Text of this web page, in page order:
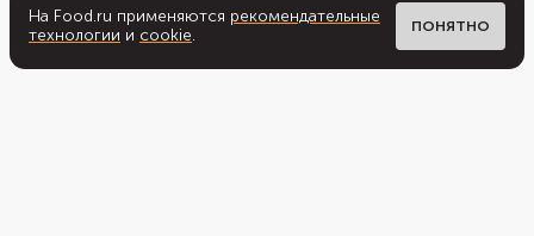
На Food.ru применяются рекомендательные
технологии и cookie. ПОНЯТНО